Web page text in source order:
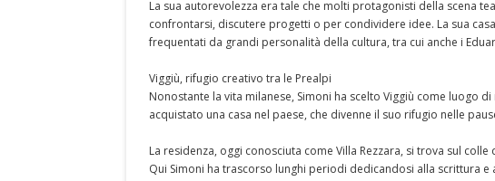
La sua autorevolezza era tale che molti protagonisti della scena
confrontarsi, discutere progetti o per condividere idee. La sua
frequentati da grandi personalità della cultura, tra cui anche i
Viggiù, rifugio creativo tra le Prealpi
Nonostante la vita milanese, Simoni ha scelto Viggiù come luogo
acquistato una casa nel paese, che divenne il suo rifugio nelle
La residenza, oggi conosciuta come Villa Rezzara, si trova sul colle
Qui Simoni ha trascorso lunghi periodi dedicandosi alla scrittura e